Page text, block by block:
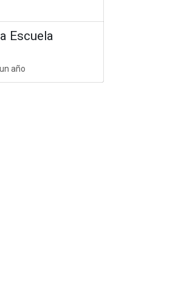
Escuela
año